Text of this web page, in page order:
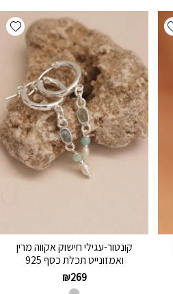
Add
קונטור-עגילי חישוק אקווה מרין
ואמזונייט תכלת כסף 925
₪269